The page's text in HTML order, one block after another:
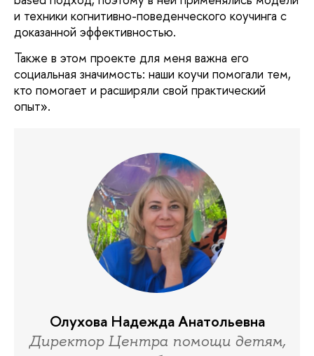
и техники когнитивно-поведенческого коучинга с
доказанной эффективностью.
Также в этом проекте для меня важна его
социальная значимость: наши коучи помогали тем,
кто помогает и расширяли свой практический
опыт».
Олухова Надежда Анатольевна
Директор Центра помощи детям,